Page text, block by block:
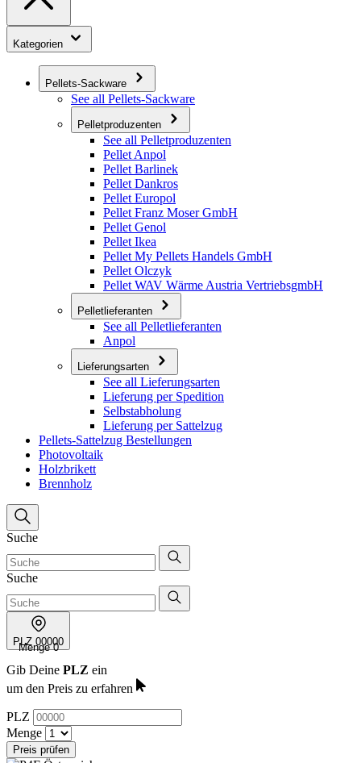
Kategorien
Pellets-Sackware
See all Pellets-Sackware
Pelletproduzenten
See all Pelletproduzenten
Pellet Anpol
Pellet Barlinek
Pellet Dankros
Pellet Europol
Pellet Franz Moser GmbH
Pellet Genol
Pellet Ikea
Pellet My Pellets Handels GmbH
Pellet Olczyk
Pellet WAV Wärme Austria VertriebsgmbH
Pelletlieferanten
See all Pelletlieferanten
Anpol
Lieferungsarten
See all Lieferungsarten
Lieferung per Spedition
Selbstabholung
Lieferung per Sattelzug
Pellets-Sattelzug Bestellungen
Photovoltaik
Holzbrikett
Brennholz
Suche
Suche
PLZ 00000
Menge 0
Gib Deine PLZ ein
um den Preis zu erfahren
PLZ
Menge
Preis prüfen